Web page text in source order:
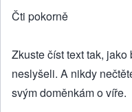
Čti pokorně
Zkuste číst text tak,
neslyšeli. A nikdy
svým doměnkám o víře.